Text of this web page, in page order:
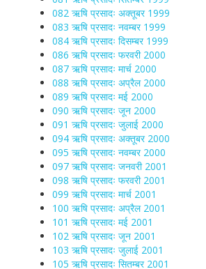
082 ऋषि प्रसादः अक्तूबर 1999
083 ऋषि प्रसादः नवम्बर 1999
084 ऋषि प्रसादः दिसम्बर 1999
086 ऋषि प्रसादः फरवरी 2000
087 ऋषि प्रसादः मार्च 2000
088 ऋषि प्रसादः अप्रैल 2000
089 ऋषि प्रसादः मई 2000
090 ऋषि प्रसादः जून 2000
091 ऋषि प्रसादः जुलाई 2000
094 ऋषि प्रसादः अक्तूबर 2000
095 ऋषि प्रसादः नवम्बर 2000
097 ऋषि प्रसादः जनवरी 2001
098 ऋषि प्रसादः फरवरी 2001
099 ऋषि प्रसादः मार्च 2001
100 ऋषि प्रसादः अप्रैल 2001
101 ऋषि प्रसादः मई 2001
102 ऋषि प्रसादः जून 2001
103 ऋषि प्रसादः जुलाई 2001
105 ऋषि प्रसादः सितम्बर 2001